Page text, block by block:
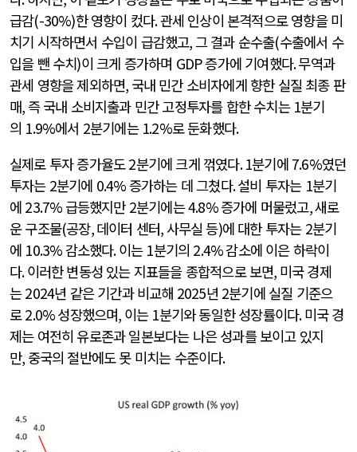
급감(-30%)한 영향이 컸다.관세 인상이 본격적으로 영향을 미
치기 시작하면서 수입이 급감했고,그 결과 순수출(수출에서 수
입을 뺀 수치)이 크게 증가하며 GDP증가에 기여했다.무역과
관세 영향을 제외하면, 국내 민간 소비자에게 향한 실질 최종 판
매,즉 국내 소비지출과 민간 고정투자를 합한 수치는 1분기
의 1.9%에서 2분기에는 1.2%로 둔화했다.
실제로 투자 증가율도2분기에 크게 꺾였다. 1분기에 7.6%였던
투자는 2분기에 0.4%증가하는 데 그쳤다.설비 투자는 1분기
에 23.7%급등했지만 2분기에는4.8%증가에 머물렀고,새로
운 구조물(공장,데이터 센터,사무실 등)에 대한 투자는 2분기
에 10.3%감소했다.이는 1분기의 2.4%감소에 이은 하락이
다.이러한 변동성 있는 지표들을 종합적으로 보면, 미국 경제
는2024년 같은 기간과 비교해 2025년 2분기에 실질 기준으
로2.0%성장했으며, 이는 1분기와 동일한 성장률이다.미국 경
제는 여전히 유로존과 일본보다는 나은 성과를 보이고 있지
만, 중국의 절반에도 못 미치는 수준이다.